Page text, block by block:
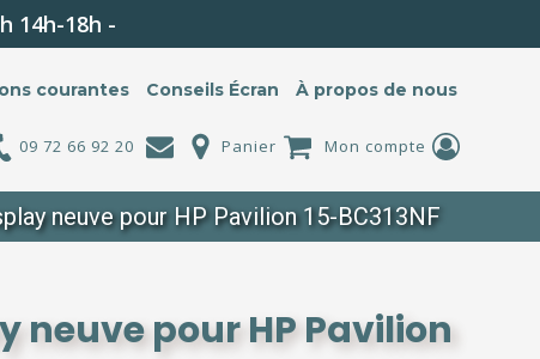
14h-18h -
courantes Conseils Écran À propos de nous
09 72 66 92 20 Panier Mon compte
neuve pour HP Pavilion 15-BC313NF
neuve pour HP Pavilion